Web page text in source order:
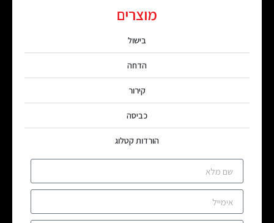
מוצרים
בישול
הדחה
קירור
כביסה
הורדות קטלוג